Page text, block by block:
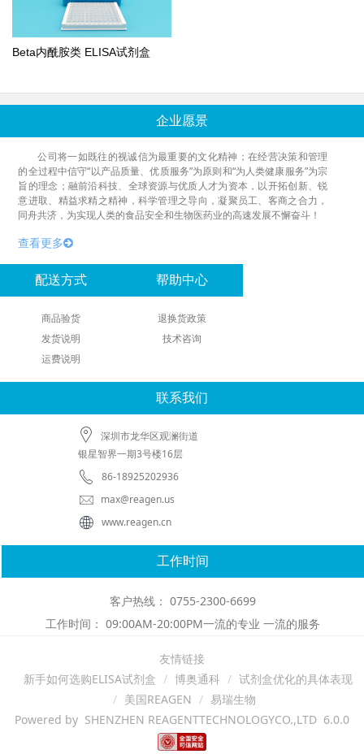
Beta内酰胺类 ELISA试剂盒
企业愿景
公司将一如既往的视诚信为最重要的文化精神；在经营决策和管理
的全过程中信守“以产品质量、优质服务”为原则和“为人类健康服务”为宗
旨的理念；融前沿科技、全球资源与优质人才为资本，以开拓创新、锐
意进取、精益求精之精神，科学管理之导向，凝聚员工、客商之合力，
同舟共济，为实现人类的食品安全和生物医药业的高速发展不懈奋斗！
查看更多
配送方式
商品验货
发货说明
运费说明
帮助中心
退换货政策
技术咨询
联系我们
深圳市龙华区观澜街道
银星智界一期3号楼16层
86-18925202936
max@reagen.us
www.reagen.cn
工作时间
客户热线： 0755-2300-6699
工作时间： 09:00AM-20:00PM一流的专业 一流的服务
友情链接
新手如何选购ELISA试剂盒
博奥通科
试剂盒优化的具体表现
美国REAGEN
易瑞生物
Powered by SHENZHEN REAGENTTECHNOLOGYCO.,LTD 6.0.0